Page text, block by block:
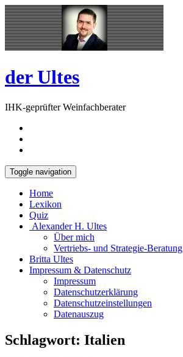
Skip
to
content
Open
Sidebar
der Ultes
IHK-geprüfter Weinfachberater
Toggle navigation
Home
Lexikon
Quiz
Alexander H. Ultes
Über mich
Vertriebs- und Strategie-Beratung
Britta Ultes
Impressum & Datenschutz
Impressum
Datenschutzerklärung
Datenschutzeinstellungen
Datenauszug
Schlagwort: Italien